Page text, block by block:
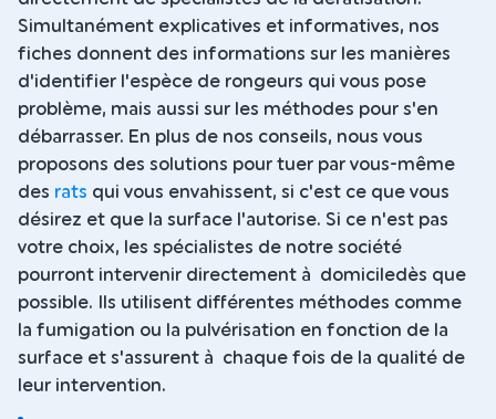
Simultanément explicatives et informatives, nos
fiches donnent des informations sur les manières
d'identifier l'espèce de rongeurs qui vous pose
problème, mais aussi sur les méthodes pour s'en
débarrasser. En plus de nos conseils, nous vous
proposons des solutions pour tuer par vous-même
des rats qui vous envahissent, si c'est ce que vous
désirez et que la surface l'autorise. Si ce n'est pas
votre choix, les spécialistes de notre société
pourront intervenir directement à domiciledès que
possible. Ils utilisent différentes méthodes comme
la fumigation ou la pulvérisation en fonction de la
surface et s'assurent à chaque fois de la qualité de
leur intervention.